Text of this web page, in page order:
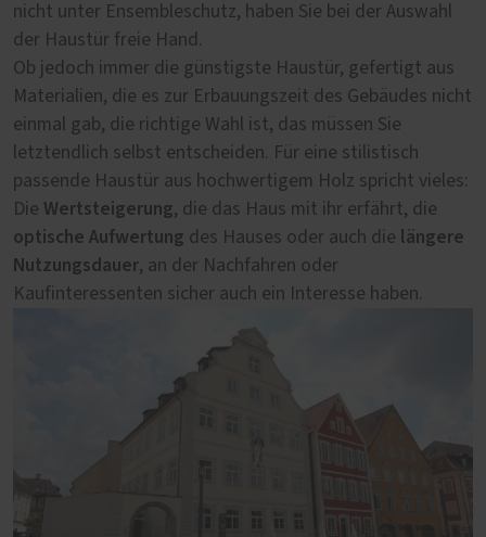
nicht unter Ensembleschutz, haben Sie bei der Auswahl
der Haustür freie Hand.
Ob jedoch immer die günstigste Haustür, gefertigt aus
Materialien, die es zur Erbauungszeit des Gebäudes nicht
einmal gab, die richtige Wahl ist, das müssen Sie
letztendlich selbst entscheiden. Für eine stilistisch
passende Haustür aus hochwertigem Holz spricht vieles:
Die Wertsteigerung, die das Haus mit ihr erfährt, die
optische Aufwertung des Hauses oder auch die längere
Nutzungsdauer, an der Nachfahren oder
Kaufinteressenten sicher auch ein Interesse haben.
noch eine bauzeitliche Haustür in annehmbarem
Zustand, wird die Behörde auf deren Erhalt, also die
Restaurierung, bestehen. Sollte die historische Haustür
bereits gegen eine unpassende Tür ausgetauscht
worden sein, können eventuell noch in der Nachbarschaft
vorhandene und in die Bauzeit passende alte Türen als
Rekonstruktionsvorlage genutzt werden. Im nächsten
Schritt können wir als Fachbetrieb beratend tätig werden
und mit einer Konstruktionszeichnung sowie einem
detaillierten Angebot wichtige Unterlagen für den
Antrag auf denkmalrechtliche Genehmigung der neuen
nach erteilter Genehmigung der Denkmalschutzbehörde
ausgelöst werden. Übrigens: Dank der steuerrechtlichen
Absetzung für Abnutzung, umgangssprachlich auch
genannt, können Sie
bis zu 100 % der
geltend machen